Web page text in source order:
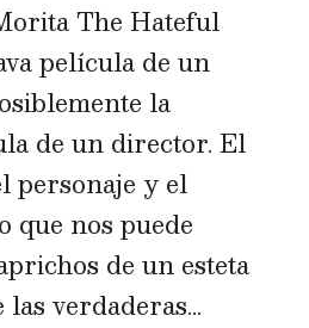
The Hateful
película de un
la
de un director. El
personaje y el
que nos puede
de un esteta
verdaderas...